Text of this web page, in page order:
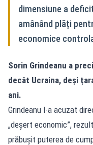
dimensiune a
amânând plăți
economice
Sorin Grindeanu a
decât Ucraina, deși
ani.
Grindeanu l-a acuzat
„deșert economic”,
prăbușit puterea de